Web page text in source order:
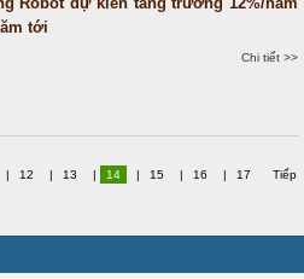
tới
Chi tiết >>
| 12 | 13 | 14 | 15 | 16 | 17
Tiếp